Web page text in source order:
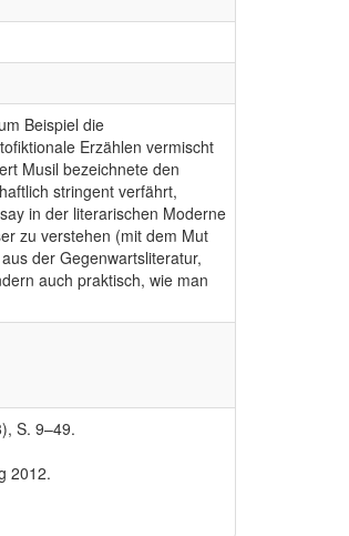
Beispiel die
Erzählen vermischt
Musil bezeichnete den
stringent verfährt,
in der literarischen Moderne
zu verstehen (mit dem Mut
der Gegenwartsliteratur,
auch praktisch, wie man
S. 9–49.
2012.